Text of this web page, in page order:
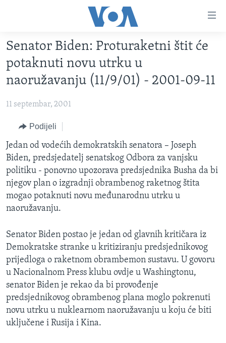
glavni
sadržaj
Pređi
na
glavnu
navigaciju
pretragu
VIDEO
FOTOGRAFIJE DANA
VIJESTI
SJEDINJENE AMERIČKE DRŽAVE
BOSNA I HERCEGOVINA
SVIJET
NAUKA I TEHNOLOGIJA
SPECIJALNI PROJEKTI
KORUPCIJA
SLOBODA MEDIJA
ŽENSKA STRANA
MAGAZIN
O GLASU AMERIKE
Learning English
PRATITE NAS
Senator Biden: Proturaketni štit će
potaknuti novu utrku u
naoružavanju (11/9/01) - 2001-09-11
11 septembar, 2001
Podijeli
Jedan od vodećih demokratskih senatora – Joseph
Biden, predsjedatelj senatskog Odbora za vanjsku
politiku - ponovno upozorava predsjednika Busha da bi
njegov plan o izgradnji obrambenog raketnog štita
mogao potaknuti novu međunarodnu utrku u
naoružavanju.
Senator Biden postao je jedan od glavnih kritičara iz
Demokratske stranke u kritiziranju predsjednikovog
prijedloga o raketnom obrambemon sustavu. U govoru
u Nacionalnom Press klubu ovdje u Washingtonu,
senator Biden je rekao da bi provođenje
predsjednikovog obrambenog plana moglo pokrenuti
novu utrku u nuklearnom naoružavanju u koju će biti
uključene i Rusija i Kina.